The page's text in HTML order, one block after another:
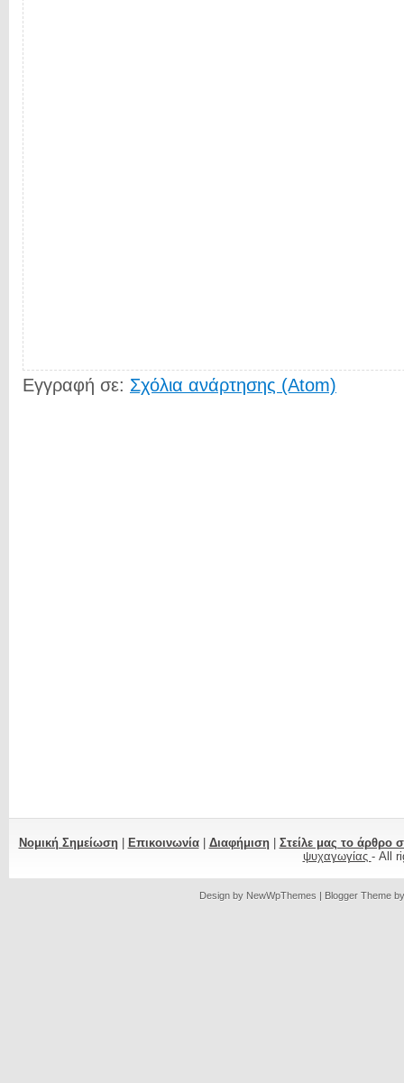
Εγγραφή σε: Σχόλια ανάρτησης (Atom)
Νομική Σημείωση| Επικοινωνία| Διαφήμιση| Στείλε μας το άρθρο
ψυχαγωγίας - All
Design by NewWpThemes | Blogger Theme